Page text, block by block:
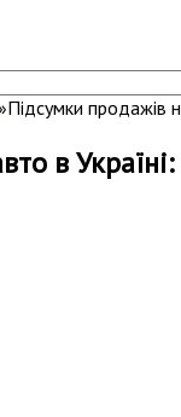
Підсумки продажів
в